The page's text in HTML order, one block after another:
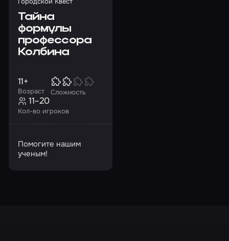
Тайна
формулы
профессора
Колбина
Возраст
11+
Сложность
Кол-во игроков
11–20
Помогите нашим
ученым!